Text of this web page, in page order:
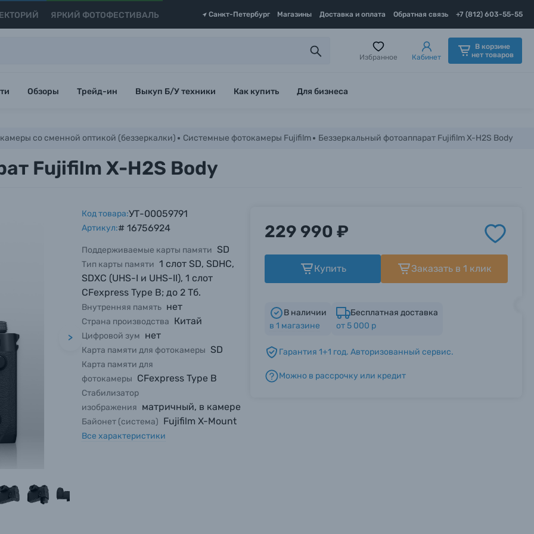
ЯРКИЙ ФОТОФЕСТИВАЛЬ Санкт-Петербург Магазины Доставка и оплата Обратная связь +7 (812) 603-55-55
Избранное Кабинет
В корзине
нет товаров
Обзоры Трейд-ин Выкуп Б/У техники Как купить Для бизнеса
со сменной оптикой (беззеркалки) Системные фотокамеры Fujifilm Беззеркальный фотоаппарат Fujifilm X-H2S Body
Fujifilm X-H2S Body
>
Код товара:УТ-00059791
Артикул:# 16756924
Поддерживаемые карты памяти SD
Тип карты памяти 1 слот SD, SDHC,
SDXC (UHS-I и UHS-II), 1 слот
CFexpress Type B; до 2 Тб.
Внутренняя память нет
Страна производства Китай
Цифровой зум нет
Карта памяти для фотокамеры SD
Карта памяти для
фотокамеры CFexpress Type B
Стабилизатор
изображения матричный, в камере
Байонет (система) Fujifilm X-Mount
Все характеристики
229 990 ₽
Купить Заказать в 1 клик
В наличии
в 1 магазине
Бесплатная доставка
от 5 000 р
Гарантия 1+1 год. Авторизованный сервис.
Можно в рассрочку или кредит